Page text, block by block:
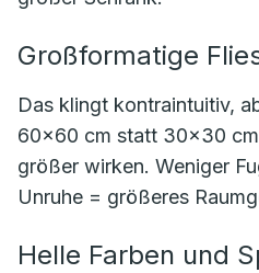
Großformatige
Das klingt kontraintuitiv,
60×60 cm statt 30×30
größer wirken. Weniger
Unruhe = größeres
Helle Farben und